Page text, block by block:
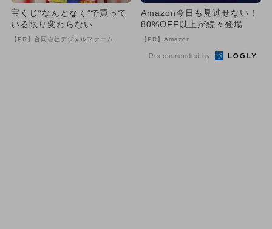
宝くじ“なんとなく”で買って
いる限り変わらない
【PR】合同会社デジタルファーム
Amazon今日も見逃せない！
80%OFF以上が続々登場
【PR】Amazon
Recommended by